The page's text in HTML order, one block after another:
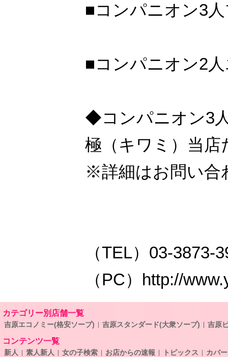
■コンパニオン3
■コンパニオン2
◆コンパニオン3
極（キワミ）当
※詳細はお問い合
（TEL）03-3873-
（PC）http://
カテゴリー別店舗一覧
吉原エコノミー(格安ソープ) 吉原スタンダード(大衆ソープ) 吉原
コンテンツ一覧
新人 素人新人 女の子検索 お店からの速報 トピックス
カバ